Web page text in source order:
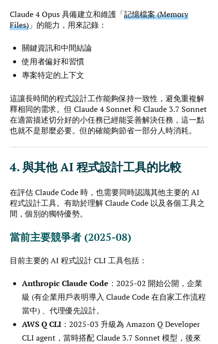
Claude 4 Opus 具備建立和維護「記憶檔案 (Memory
Files) 」的能力，用來記錄：
關鍵資訊和中間結論
使用者偏好和習慣
專案特定的上下文
這讓長時間的程式設計工作能夠保持一致性，避免重複解
釋相同的需求。但 Claude 4 Sonnet 和 Claude 3.7 Sonnet
在適當描述切分好的小任務已經能妥善解決任務，這一點
也就不是那麼必要。但的確能夠節省一部分人時消耗。
4. 與其他 AI 程式設計工具的比較
在評估 Claude Code 時，也需要同時認識其他主要的 AI
程式設計工具。有助於理解 Claude Code 以及各個工具之
間，個別的獨特優勢。
當前主要競爭者 (2025-08)
目前主要的 AI 程式設計 CLI 工具包括：
Anthropic Claude Code ：2025-02 開始公開，企業
級 (有企業用戶表明導入 Claude Code 在自家工作流程
當中) 、代理優先設計。
AWS Q CLI ：2025-03 升級為 Amazon Q Developer
CLI agent，當時搭配 Claude 3.7 Sonnet 模型，後來